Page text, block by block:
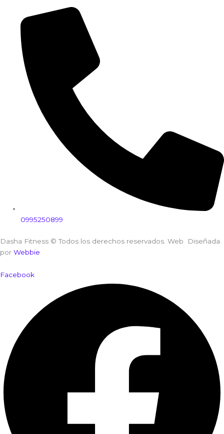
0995250899
Dasha Fitness © Todos los derechos reservados. Web Diseñada
por Webbie
Facebook